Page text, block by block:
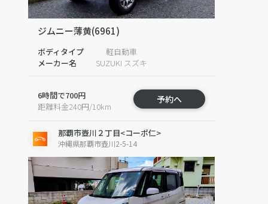
ジムニー薄黄(6961)
ボディタイプ
メーカー名
軽自動車
SUZUKI スズキ
6時間で700円
距離料金240円/10km
予約へ
那覇市壺川２丁目<コーポ仁>
沖縄県那覇市壺川2-5-14